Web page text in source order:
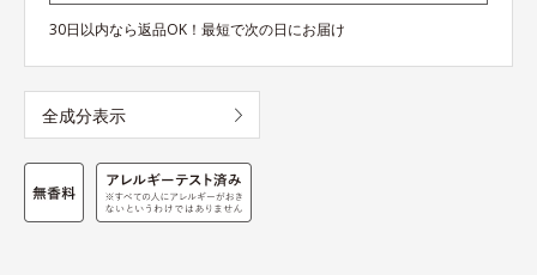
30日以内なら返品OK！最短で次の日にお届け
全成分表示